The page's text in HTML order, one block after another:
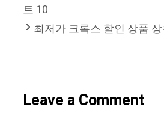
트 10
최저가 크록스 할인 상품
Leave a Comment